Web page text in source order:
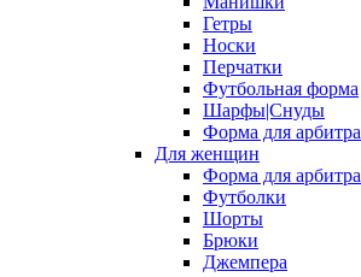
Гетры
Носки
Перчатки
Футбольная форма
Шарфы|Снуды
Форма для арбитра
Для женщин
Форма для арбитра
Футболки
Шорты
Брюки
Джемпера